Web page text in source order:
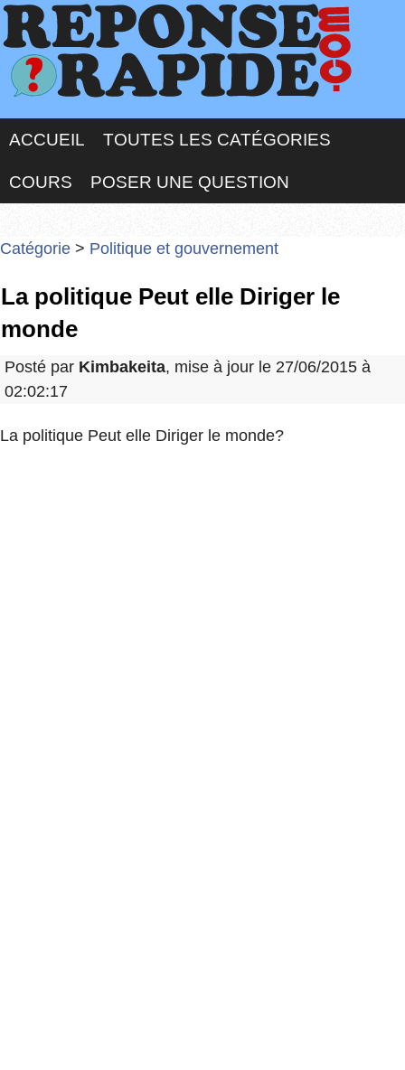
ACCUEIL TOUTES LES CATÉGORIES
COURS POSER UNE QUESTION
Catégorie > Politique et gouvernement
La politique Peut elle Diriger le
monde
Posté par Kimbakeita, mise à jour le 27/06/2015 à
02:02:17
La politique Peut elle Diriger le monde?